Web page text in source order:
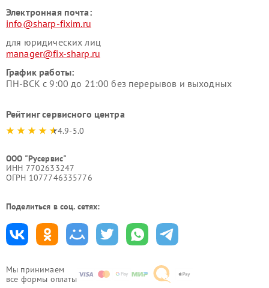
Мы принимаем
все формы оплаты
Электронная почта:
info@sharp-fixim.ru
для юридических лиц
manager@fix-sharp.ru
График работы:
ПН-ВСК с 9:00 до 21:00 без перерывов и выходных
Рейтинг сервисного центра
4.9-5.0
ООО "Русервис"
ИНН 7702633247
ОГРН 1077746335776
Поделиться в соц. сетях: